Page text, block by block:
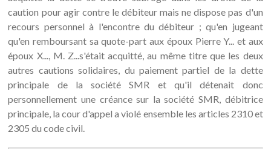
caution pour agir contre le débiteur mais ne dispose pas d'un
recours personnel à l'encontre du débiteur ; qu'en jugeant
qu'en remboursant sa quote-part aux époux Pierre Y... et aux
époux X..., M. Z...s'était acquitté, au même titre que les deux
autres cautions solidaires, du paiement partiel de la dette
principale de la société SMR et qu'il détenait donc
personnellement une créance sur la société SMR, débitrice
principale, la cour d'appel a violé ensemble les articles 2310 et
2305 du code civil.